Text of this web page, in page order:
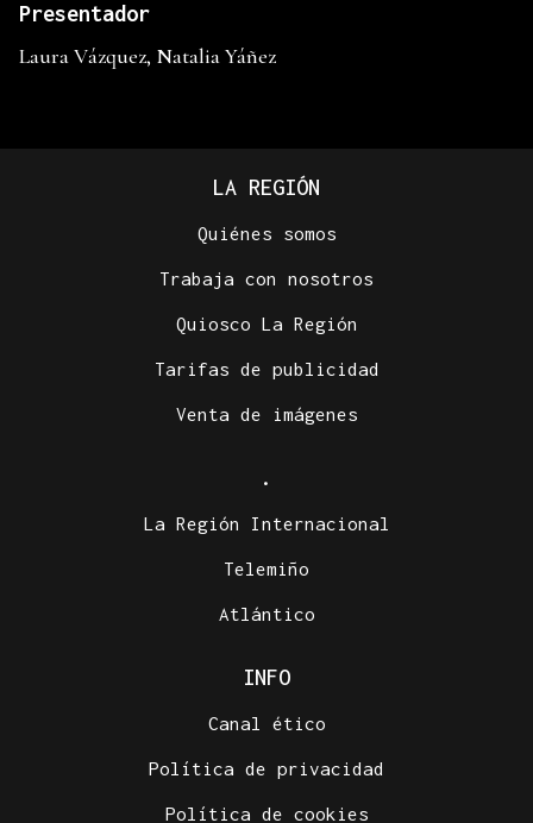
Presentador
Laura Vázquez, Natalia Yáñez
LA REGIÓN
Quiénes somos
Trabaja con nosotros
Quiosco La Región
Tarifas de publicidad
Venta de imágenes
.
La Región Internacional
Telemiño
Atlántico
INFO
Canal ético
Política de privacidad
Política de cookies